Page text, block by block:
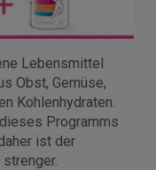
Lebensmittel
Obst, Gemüse,
Kohlenhydraten.
Programms
ist der